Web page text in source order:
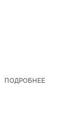
ПОДРОБНЕЕ